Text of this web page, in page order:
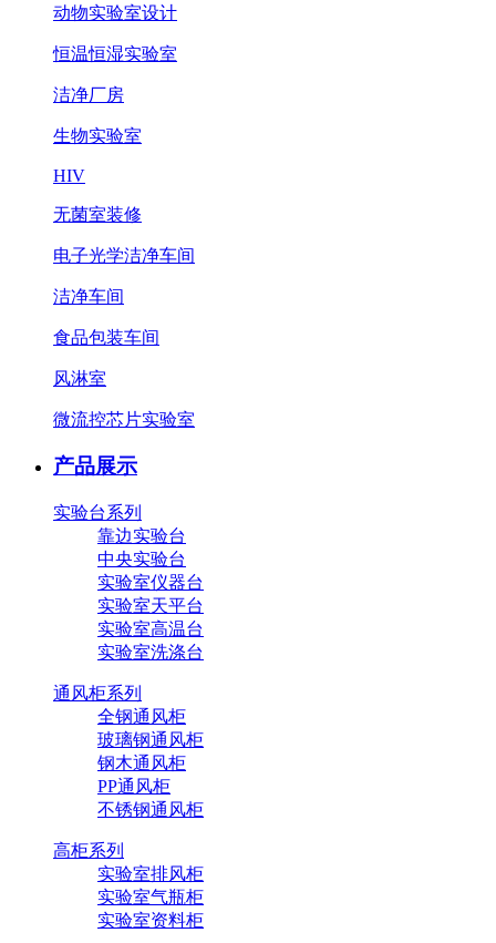
动物实验室设计
恒温恒湿实验室
洁净厂房
生物实验室
HIV
无菌室装修
电子光学洁净车间
洁净车间
食品包装车间
风淋室
微流控芯片实验室
产品展示
实验台系列
靠边实验台
中央实验台
实验室仪器台
实验室天平台
实验室高温台
实验室洗涤台
通风柜系列
全钢通风柜
玻璃钢通风柜
钢木通风柜
PP通风柜
不锈钢通风柜
高柜系列
实验室排风柜
实验室气瓶柜
实验室资料柜